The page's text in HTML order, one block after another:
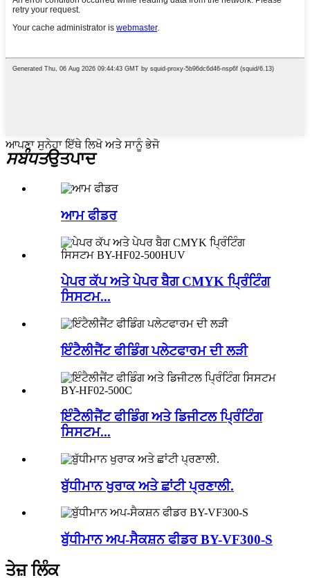
ਆਪਣਾ ਸੁਨੇਹਾ ਇੱਥੇ ਲਿਖੋ ਅਤੇ ਸਾਨੂੰ ਭੇਜੋ
ਸਬੰਧਤਉਤਪਾਦ
ਆਮ ਫੀਡਰ
ਪੇਪਰ ਕੱਪ ਅਤੇ ਪੇਪਰ ਬੈਗ CMYK ਪ੍ਰਿੰਟਿੰਗ
ਸਿਸਟਮ...
ਇੰਟੈਲੀਜੈਂਟ ਫੀਡਿੰਗ ਪਲੇਟਫਾਰਮ ਦੀ ਲੜੀ
ਇੰਟੈਲੀਜੈਂਟ ਫੀਡਿੰਗ ਅਤੇ ਡਿਜੀਟਲ ਪ੍ਰਿੰਟਿੰਗ
ਸਿਸਟਮ...
ਬੁੱਧੀਮਾਨ ਖੁਰਾਕ ਅਤੇ ਛਾਂਟੀ ਪ੍ਰਣਾਲੀ.
ਬੁੱਧੀਮਾਨ ਅਪ-ਸੈਕਸ਼ਨ ਫੀਡਰ BY-VF300-S
ਤੇਜ਼ ਲਿੰਕ